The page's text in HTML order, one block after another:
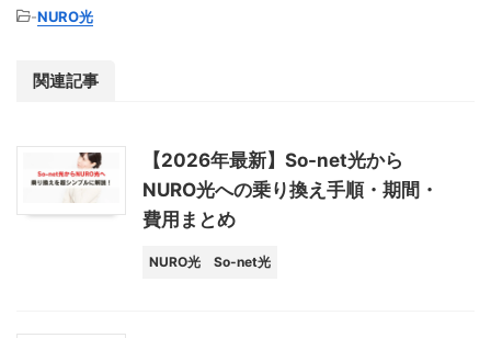
-NURO光
関連記事
【2026年最新】So-net光から
NURO光への乗り換え手順・期間・
費用まとめ
NURO光 So-net光